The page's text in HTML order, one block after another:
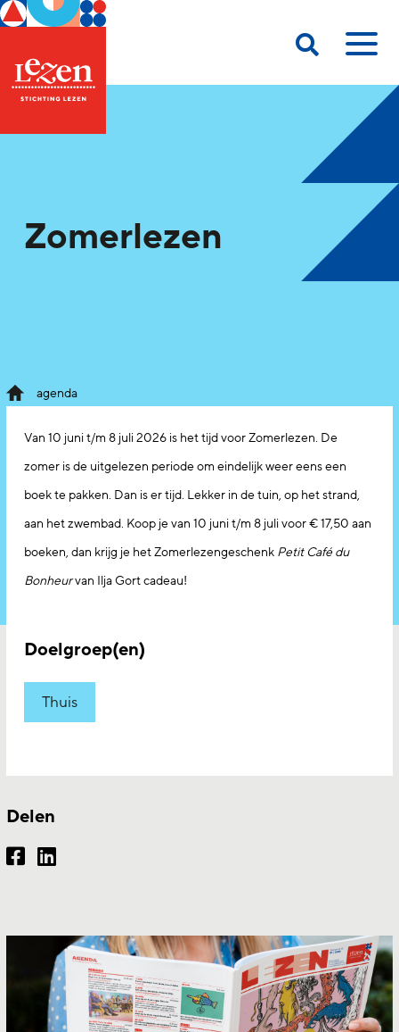
Zomerlezen
agenda
Van 10 juni t/m 8 juli 2026 is het tijd voor Zomerlezen. De
zomer is de uitgelezen periode om eindelijk weer eens een
boek te pakken. Dan is er tijd. Lekker in de tuin, op het strand,
aan het zwembad. Koop je van 10 juni t/m 8 juli voor € 17,50 aan
boeken, dan krijg je het Zomerlezengeschenk Petit Café du
Bonheurvan Ilja Gort cadeau!
Doelgroep(en)
Thuis
Delen